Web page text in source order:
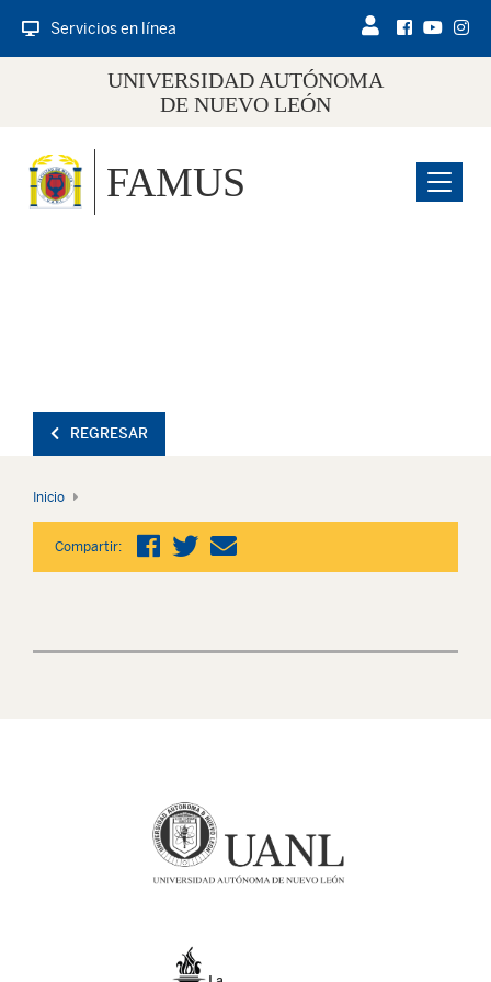
Servicios en línea
UNIVERSIDAD AUTÓNOMA
DE NUEVO LEÓN
Menu
FAMUS
REGRESAR
Inicio
Compartir: